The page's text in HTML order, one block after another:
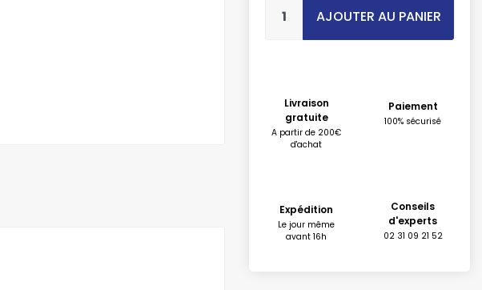
AJOUTER AU PANIER
Livraison
gratuite
A partir de 200€
d'achat
Paiement
100% sécurisé
Expédition
Le jour même
avant 16h
Conseils
d'experts
02 31 09 21 52